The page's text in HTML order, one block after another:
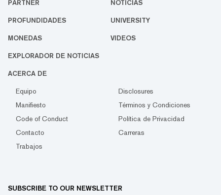
PARTNER NOTICIAS
PROFUNDIDADES UNIVERSITY
MONEDAS VIDEOS
EXPLORADOR DE NOTICIAS
ACERCA DE
Equipo
Disclosures
Manifiesto
Términos y Condiciones
Code of Conduct
Política de Privacidad
Contacto
Carreras
Trabajos
SUBSCRIBE TO OUR NEWSLETTER